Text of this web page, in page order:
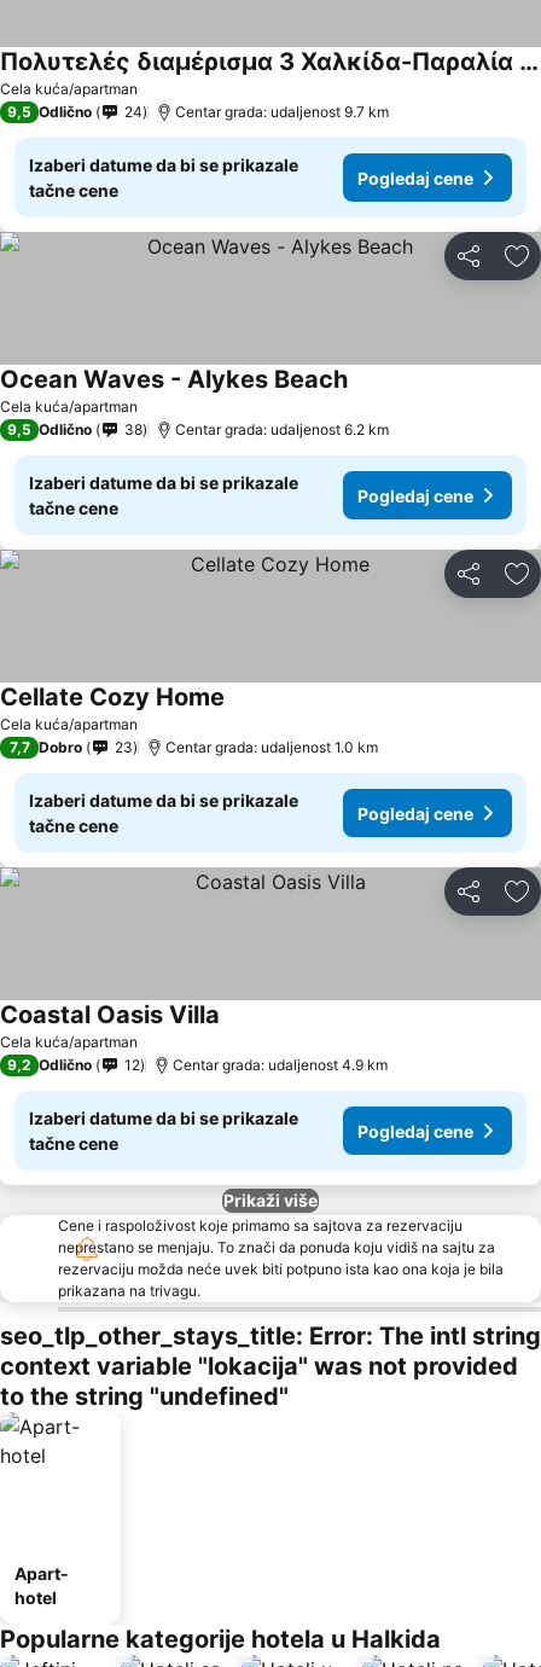
Cela kuća/apartman
Πολυτελές διαμέρισμα 3 Χαλκίδα-Παραλία Αυλίδος
9,5 Odlično 24 Centar grada: udaljenost 9.7 km
Izaberi datume da bi se prikazale
tačne cene
Pogledaj cene
Deli
Cela kuća/apartman
Ocean Waves - Alykes Beach
9,5 Odlično 38 Centar grada: udaljenost 6.2 km
Izaberi datume da bi se prikazale
tačne cene
Pogledaj cene
Deli
Cela kuća/apartman
Cellate Cozy Home
7,7 Dobro 23 Centar grada: udaljenost 1.0 km
Izaberi datume da bi se prikazale
tačne cene
Pogledaj cene
Deli
Cela kuća/apartman
Coastal Oasis Villa
9,2 Odlično 12 Centar grada: udaljenost 4.9 km
Izaberi datume da bi se prikazale
tačne cene
Pogledaj cene
Prikaži više
Cene i raspoloživost koje primamo sa sajtova za rezervaciju
neprestano se menjaju. To znači da ponuda koju vidiš na sajtu za
rezervaciju možda neće uvek biti potpuno ista kao ona koja je bila
prikazana na trivagu.
seo_tlp_other_stays_title: Error: The intl string
context variable "lokacija" was not provided
to the string "undefined"
Apart-
hotel
Popularne kategorije hotela u Halkida